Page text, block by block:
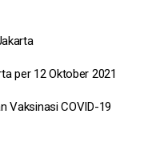
per 12 Oktober 2021
Vaksinasi COVID-19